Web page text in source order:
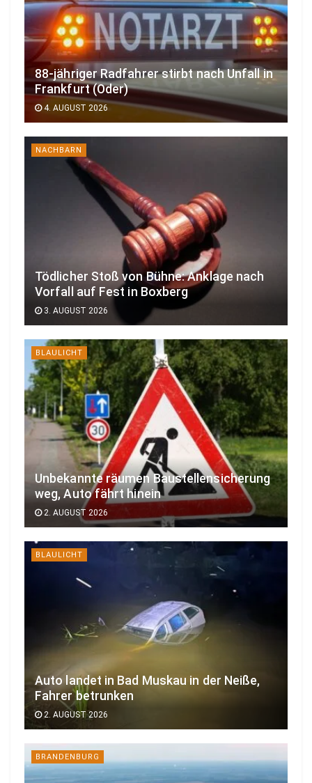
88-jähriger Radfahrer stirbt nach Unfall in
Frankfurt (Oder)
4. AUGUST 2026
NACHBARN
Tödlicher Stoß von Bühne: Anklage nach
Vorfall auf Fest in Boxberg
3. AUGUST 2026
BLAULICHT
Unbekannte räumen Baustellensicherung
weg, Auto fährt hinein
2. AUGUST 2026
BLAULICHT
Auto landet in Bad Muskau in der Neiße,
Fahrer betrunken
2. AUGUST 2026
BRANDENBURG